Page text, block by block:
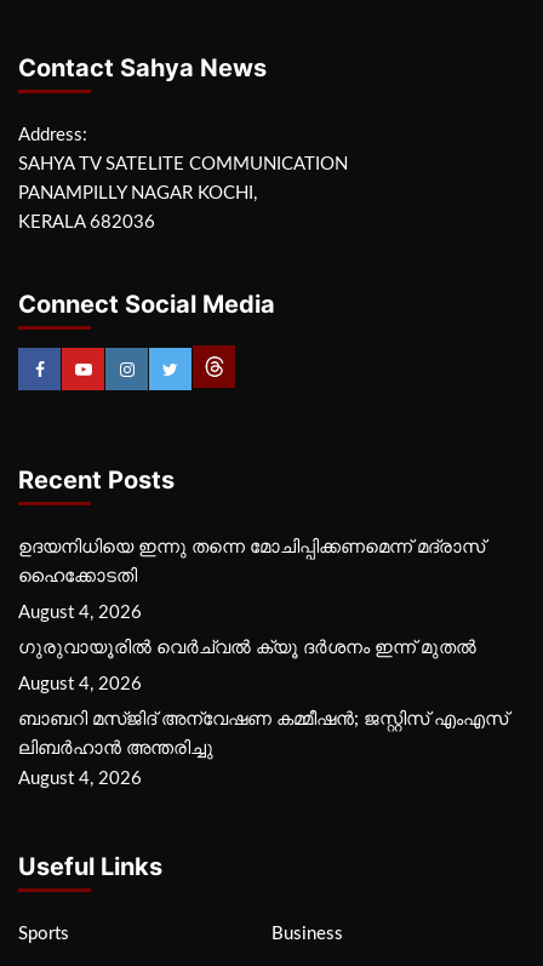
Contact Sahya News
Address:
SAHYA TV SATELITE COMMUNICATION
PANAMPILLY NAGAR KOCHI,
KERALA 682036
Connect Social Media
Recent Posts
ഉദയനിധിയെ ഇന്നു തന്നെ മോചിപ്പിക്കണമെന്ന് മദ്രാസ്
ഹൈക്കോടതി
August 4, 2026
ഗുരുവായൂരില്‍ വെര്‍ച്വല്‍ ക്യൂ ദര്‍ശനം ഇന്ന് മുതല്‍
August 4, 2026
ബാബറി മസ്ജിദ് അന്വേഷണ കമ്മീഷന്‍; ജസ്റ്റിസ് എംഎസ്
ലിബര്‍ഹാന്‍ അന്തരിച്ചു
August 4, 2026
Useful Links
Sports Business